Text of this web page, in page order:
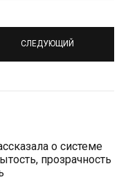
СЛЕДУЮЩИЙ
о системе
прозрачность